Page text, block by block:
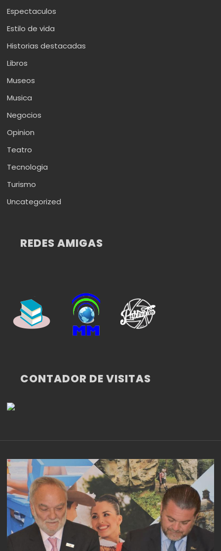
Espectaculos
Estilo de vida
Historias destacadas
Libros
Museos
Musica
Negocios
Opinion
Teatro
Tecnologia
Turismo
Uncategorized
REDES AMIGAS
CONTADOR DE VISITAS